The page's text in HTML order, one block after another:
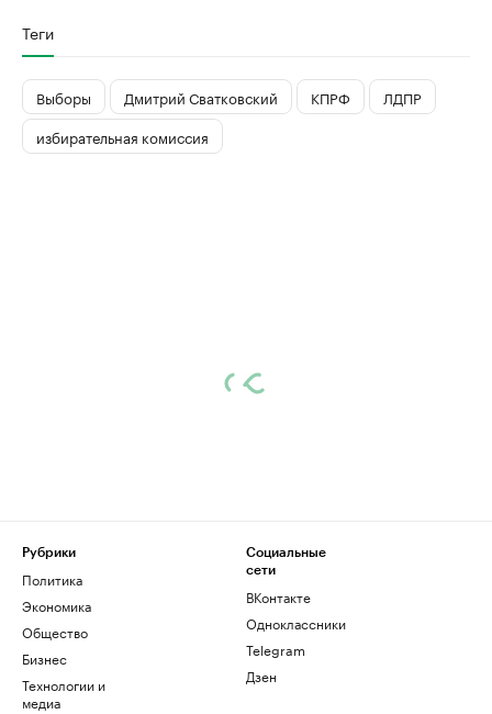
Теги
Выборы Дмитрий Сватковский КПРФ
ЛДПР
избирательная комиссия
Рубрики
Политика
Экономика
Общество
Бизнес
Технологии и
медиа
Социальные
сети
ВКонтакте
Одноклассники
Telegram
Дзен